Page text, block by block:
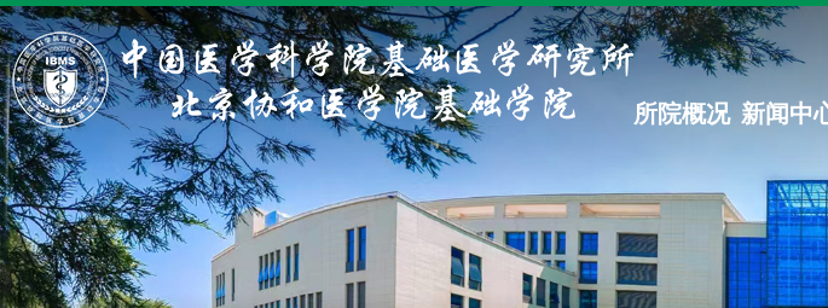
所院概况 新闻中